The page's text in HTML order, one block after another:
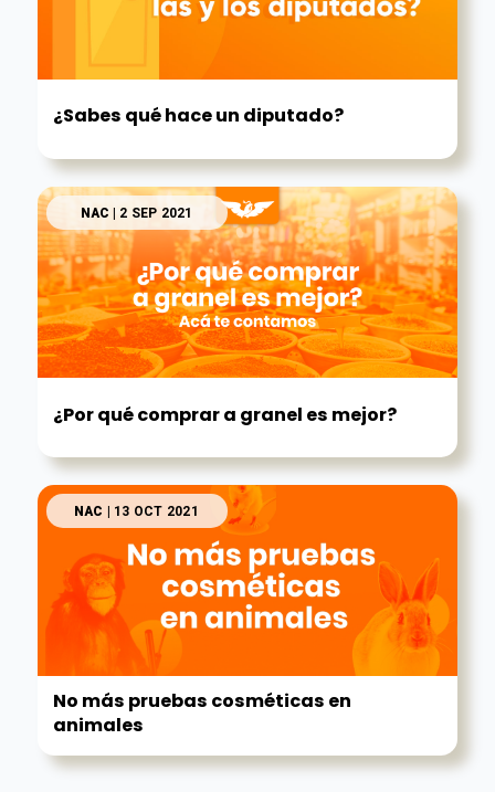
¿Sabes qué hace un diputado?
NAC | 2 SEP 2021
¿Por qué comprar a granel es mejor?
NAC | 13 OCT 2021
No más pruebas cosméticas en
animales